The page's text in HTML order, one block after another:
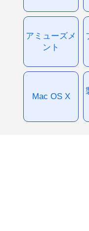
アミューズメ
ント
Mac OS X